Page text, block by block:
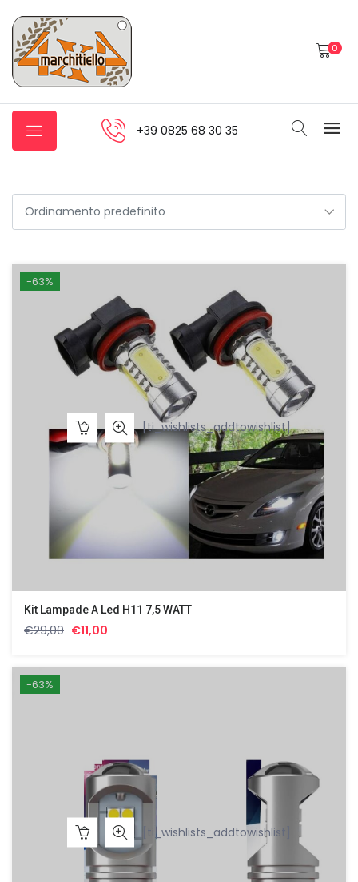
0
+39 0825 68 30 35
-63%
[ti_wishlists_addtowishlist]
Kit Lampade A Led H11 7,5 WATT
€29,00 Il
originale
€11,00
attuale
-63%
[ti_wishlists_addtowishlist]